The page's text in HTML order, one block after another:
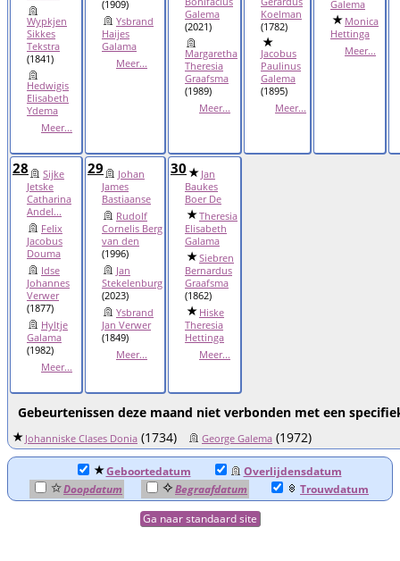
Wypkjen
Sikkes
Tekstra
(1841)
Hedwigis
Elisabeth
Ydema
Meer...
(1909)
Ysbrand
Haijes
Galama
Meer...
Galema
(2021)
Margaretha
Theresia
Graafsma
(1989)
Meer...
Koelman
(1782)
Jacobus
Paulinus
Galema
(1895)
Meer...
Galema
Monica
Hettinga
Meer...
28
Sijke
Jetske
Catharina
Andel...
Felix
Jacobus
Douma
Idse
Johannes
Verwer
(1877)
Hyltje
Galama
(1982)
Meer...
29
Johan
James
Bastiaanse
Rudolf
Cornelis Berg
van den
(1996)
Jan
Stekelenburg
(2023)
Ysbrand
Jan Verwer
(1849)
Meer...
30
Jan
Baukes
Boer De
Theresia
Elisabeth
Galama
Siebren
Bernardus
Graafsma
(1862)
Hiske
Theresia
Hettinga
Meer...
Gebeurtenissen deze maand niet verbonden met een
Johanniske Clases Donia (1734) George Galema (1972)
Geboortedatum
Overlijdensdatum
Doopdatum
Begraafdatum
Trouwdatum
Ga naar standaard site